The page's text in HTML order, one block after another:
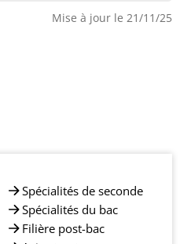
Mise à jour le 21/11/25
Spécialités de seconde
Spécialités du bac
Filière post-bac